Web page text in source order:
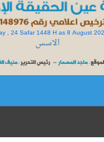
, 24 Safar 1448 H as8 August